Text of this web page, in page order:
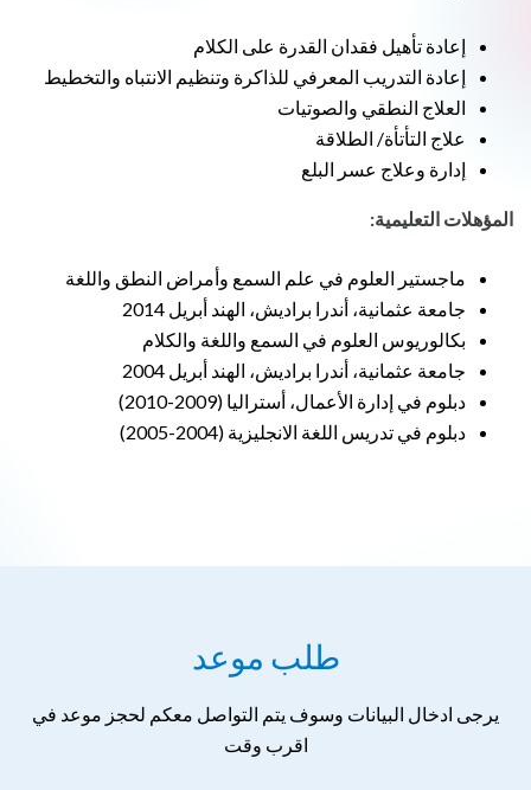
إعادة تأهيل فقدان القدرة على الكلام
إعادة التدريب المعرفي للذاكرة وتنظيم الانتباه والتخطيط
العلاج النطقي والصوتيات
علاج التأتأة/ الطلاقة
إدارة وعلاج عسر البلع
المؤهلات التعليمية:
ماجستير العلوم في علم السمع وأمراض النطق واللغة
جامعة عثمانية، أندرا براديش، الهند أبريل 2014
بكالوريوس العلوم في السمع واللغة والكلام
جامعة عثمانية، أندرا براديش، الهند أبريل 2004
دبلوم في إدارة الأعمال، أستراليا (2009-2010)
دبلوم في تدريس اللغة الانجليزية (2004-2005)
طلب موعد
يرجى ادخال البيانات وسوف يتم التواصل معكم لحجز موعد في
اقرب وقت